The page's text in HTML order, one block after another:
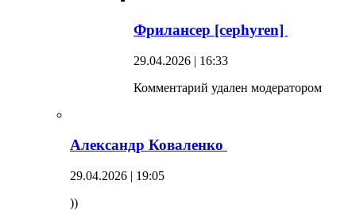
Фрилансер [cephyren]
29.04.2026 | 16:33
Комментарий удален модератором
Александр Коваленко
29.04.2026 | 19:05
))